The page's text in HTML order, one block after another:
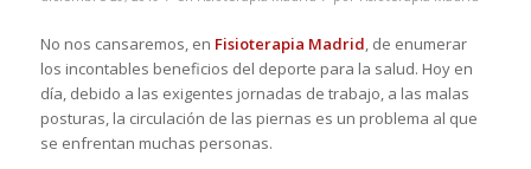
No nos cansaremos, en Fisioterapia Madrid, de enumerar
los incontables beneficios del deporte para la salud. Hoy en
día, debido a las exigentes jornadas de trabajo, a las malas
posturas, la circulación de las piernas es un problema al que
se enfrentan muchas personas.